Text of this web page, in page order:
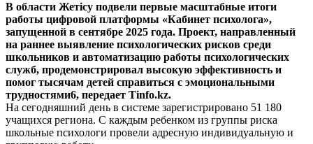
В области Жетісу подвели первые масштабные итоги
работы цифровой платформы «Кабинет психолога»,
запущенной в сентябре 2025 года. Проект, направленный
на раннее выявление психологических рисков среди
школьников и автоматизацию работы психологических
служб, продемонстрировал высокую эффективность и
помог тысячам детей справиться с эмоциональными
трудностями6, передает Tinfo.kz.
На сегодняшний день в системе зарегистрировано 51 180
учащихся региона. С каждым ребенком из группы риска
школьные психологи провели адресную индивидуальную и